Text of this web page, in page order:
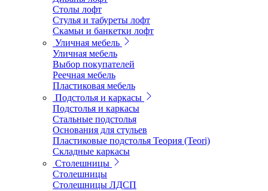
Столы лофт
Стулья и табуреты лофт
Скамьи и банкетки лофт
Уличная мебель
Уличная мебель
Выбор покупателей
Реечная мебель
Пластиковая мебель
Подстолья и каркасы
Подстолья и каркасы
Стальные подстолья
Основания для стульев
Пластиковые подстолья Теория (Teori)
Складные каркасы
Столешницы
Столешницы
Столешницы ЛДСП